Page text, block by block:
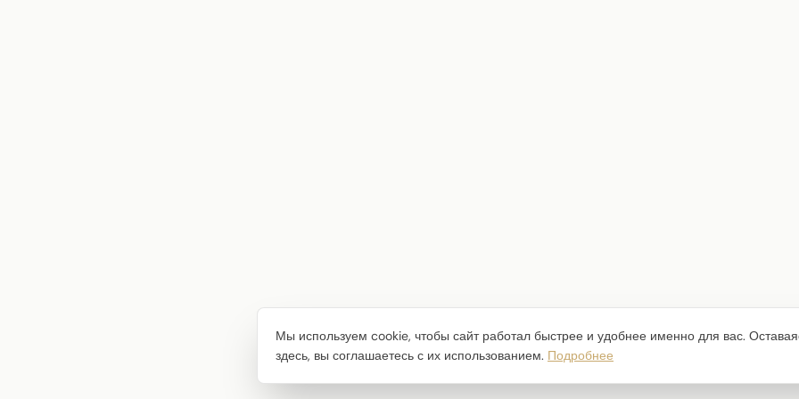
Мы используем cookie, чтобы сайт работал быстрее и удобнее именно для вас.
здесь, вы соглашаетесь с их использованием. Подробнее